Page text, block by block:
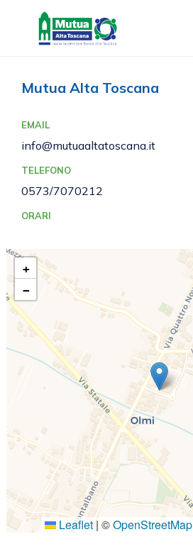
Mutua Alta Toscana
EMAIL
info@mutuaaltatoscana.it
TELEFONO
0573/7070212
ORARI
+
−
Leaflet | ©OpenStreetMap